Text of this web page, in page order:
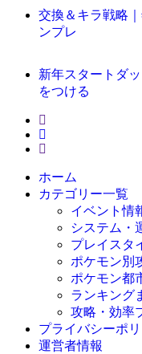
交換＆キラ戦略
ンプレ
新年スタートダ
をつける
ホーム
カテゴリー一覧
イベント情
システム・
プレイスタ
ポケモン別
ポケモン都
ランキング
攻略・効率
プライバシーポ
運営者情報